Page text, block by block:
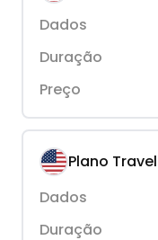
Dados
Duração
Preço
Plano Travel
Dados
Duração